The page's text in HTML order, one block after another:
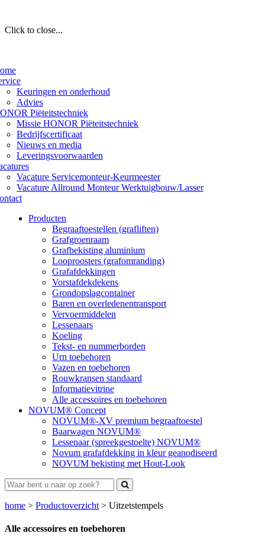
Click to close...
Keuringen en onderhoud
Advies
Piëteitstechniek
Missie HONOR Piëteitstechniek
Bedrijfscertificaat
Nieuws en media
Leveringsvoorwaarden
Vacature Servicemonteur-Keurmeester
Vacature Allround Monteur Werktuigbouw/Lasser
Producten
Begraaftoestellen (grafliften)
Grafgroenraam
Grafbekisting aluminium
Looproosters (grafomranding)
Grafafdekkingen
Vorstafdekdekens
Grondopslagcontainer
Baren en overledenentransport
Vervoermiddelen
Lessenaars
Koeling
Tekst- en nummerborden
Urn toebehoren
Vazen en toebehoren
Rouwkransen standaard
Informatievitrine
Alle accessoires en toebehoren
NOVUM® Concept
NOVUM®-XV premium begraaftoestel
Baarwagen NOVUM®
Lessenaar (spreekgestoelte) NOVUM®
Novum grafafdekking in kleur geanodiseerd
NOVUM bekisting met Hout-Look
home > Productoverzicht > Uitzetstempels
Alle accessoires en toebehoren